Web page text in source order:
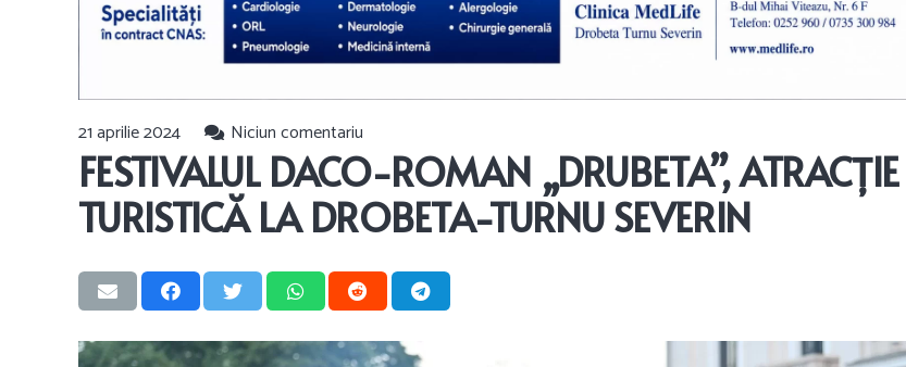
21 aprilie 2024 Niciun comentariu
FESTIVALUL DACO-ROMAN „DRUBETA”, ATRACȚIE
TURISTICĂ LA DROBETA-TURNU SEVERIN